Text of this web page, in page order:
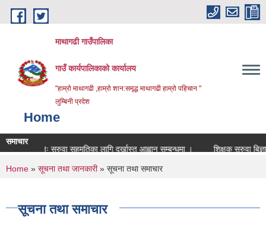
Skip to main content
माथागढी गाउँपालिका
गाउँ कार्यपालिकाको कार्यालय
"हाम्रो माथागढी ,हाम्रो शान:समृद्ध माथागढी हाम्रो पहिचान "
लुम्बिनी प्रदेश
Home
समाचार
पुनः सरुवा सहमतिका लागि दर्खास्त आह्वान सम्बन्धमा ।
शिक्षक सरुवा बिज्ञापन
You are here
Home » सूचना तथा जानकारी» सूचना तथा समाचार
सूचना तथा समाचार